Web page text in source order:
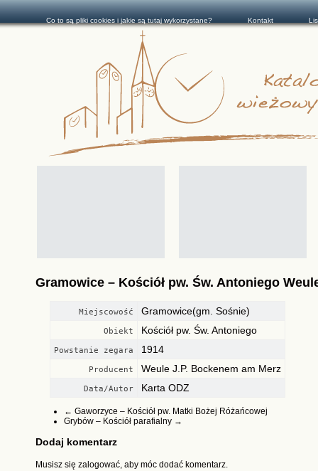
Gramowice – Kościół pw. Św. Antoniego
Miejscowość Gramowice(gm. Sośnie)
Obiekt Kościół pw. Św. Antoniego
Powstanie zegara 1914
Producent Weule J.P. Bockenem am Merz
Data/Autor Karta ODZ
← Gaworzyce – Kościół pw. Matki Bożej Różańcowej
Grybów – Kościół parafialny →
Dodaj komentarz
Musisz się zalogować, aby móc dodać komentarz.
Co to są pliki cookies i jakie są tutaj wykorzystane? Kontakt